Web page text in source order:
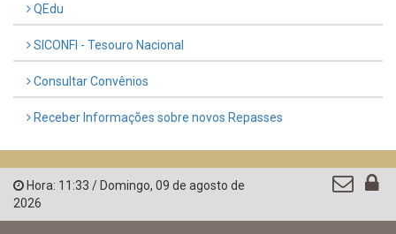
QEdu
SICONFI - Tesouro Nacional
Consultar Convênios
Receber Informações sobre novos Repasses
Hora: 11:33 / Domingo, 09 de agosto de
2026